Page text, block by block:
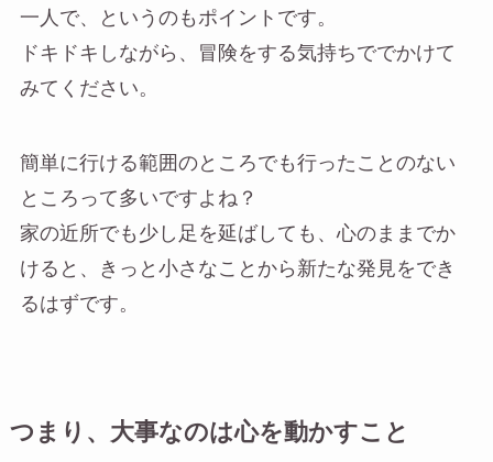
一人で、というのもポイントです。
ドキドキしながら、冒険をする気持ちででかけて
みてください。
簡単に行ける範囲のところでも行ったことのない
ところって多いですよね？
家の近所でも少し足を延ばしても、心のままでか
けると、きっと小さなことから新たな発見をでき
るはずです。
つまり、大事なのは心を動かすこと